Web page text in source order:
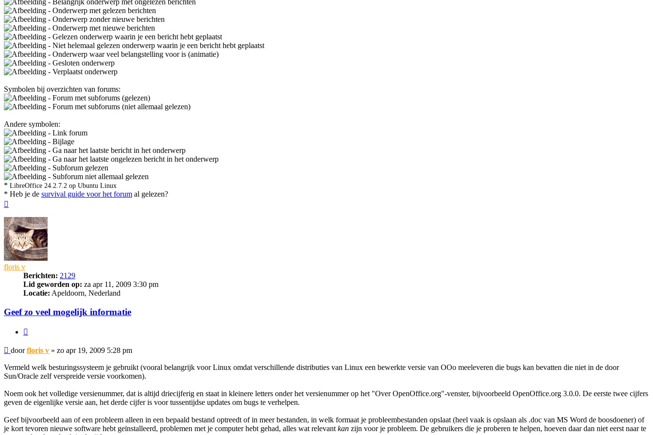
- Onderwerp met gelezen berichten
- Onderwerp zonder nieuwe berichten
- Onderwerp met nieuwe berichten
- Gelezen onderwerp waarin je een bericht hebt geplaatst
- Niet helemaal gelezen onderwerp waarin je een bericht hebt geplaatst
- Onderwerp waar veel belangstelling voor is (animatie)
- Gesloten onderwerp
- Verplaatst onderwerp
Symbolen bij overzichten van forums:
- Forum met subforums (gelezen)
- Forum met subforums (niet allemaal gelezen)
Andere symbolen:
- Link forum
- Bijlage
- Ga naar het laatste bericht in het onderwerp
- Ga naar het laatste ongelezen bericht in het onderwerp
- Subforum gelezen
- Subforum niet allemaal gelezen
* LibreOffice 24.2.7.2 op Ubuntu Linux
* Heb je de survival guide voor het forum al gelezen?
floris v
Berichten: 2129
Lid geworden op: za apr 11, 2009 3:30 pm
Locatie: Apeldoorn, Nederland
Geef zo veel mogelijk informatie
Bericht
doorfloris v » zo apr 19, 2009 5:28 pm
Vermeld welk besturingssysteem je gebruikt (vooral belangrijk voor Linux omdat verschillende distributies van Linux een bewerkte versie van OOo meeleveren die bugs kan bevatten die niet in de door
Sun/Oracle zelf verspreide versie voorkomen).
Noem ook het volledige versienummer, dat is altijd driecijferig en staat in kleinere letters onder het versienummer op het "Over OpenOffice.org"-venster, bijvoorbeeld OpenOffice.org 3.0.0. De eerste twee cijfers
geven de eigenlijke versie aan, het derde cijfer is voor tussentijdse updates om bugs te verhelpen.
Geef bijvoorbeeld aan of een probleem alleen in een bepaald bestand optreedt of in meer bestanden, in welk formaat je probleembestanden opslaat (heel vaak is opslaan als .doc van MS Word de boosdoener) of
je kort tevoren nieuwe software hebt geïnstalleerd, problemen met je computer hebt gehad, alles wat relevant kan zijn voor je probleem. De gebruikers die je proberen te helpen, hoeven daar dan niet eerst naar te